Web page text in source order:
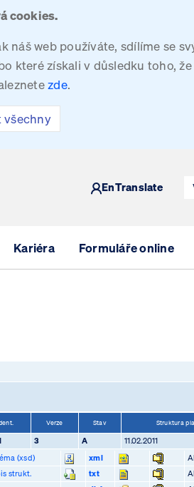
cookies.
web používáte, sdílíme se
získali v důsledku toho,
zde.
všechny
EnTranslate
Kariéra Formuláře online
Verze Stav Struktura
3 A 11.02.2011
(xsd)
xml
strukt.
txt